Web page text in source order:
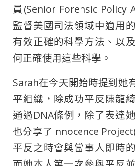
員(Senior Forensic Policy
監督美國司法領域中適用
有效正確的科學方法、以
何正確使用這些科學。
Sarah在今天開始時提到她
平組織，除成功平反陳龍
通過DNA條例，除了表達
也分享了Innocence
平反之時會與當事人即時